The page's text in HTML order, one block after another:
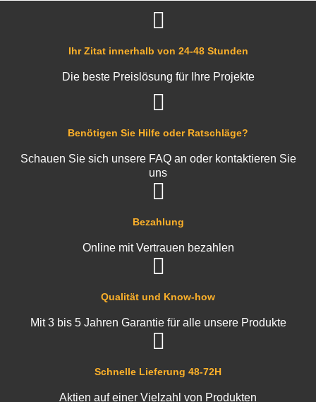
Schnelle Lieferung 48-72H
Aktien auf einer Vielzahl von Produkten
Qualität und Know-how
Mit 3 bis 5 Jahren Garantie für alle unsere Produkte
Bezahlung
Online mit Vertrauen bezahlen
Benötigen Sie Hilfe oder Ratschläge?
Schauen Sie sich unsere FAQ an oder kontaktieren Sie
uns
Ihr Zitat innerhalb von 24-48 Stunden
Die beste Preislösung für Ihre Projekte